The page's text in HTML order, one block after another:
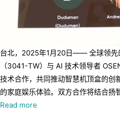
台北，2025年1月20日—— 全球领先
（3041-TW）与 AI 技术领导者
技术合作，共同推动智慧机顶盒的创
的家庭娱乐体验。双方合作将结合扬
Read more